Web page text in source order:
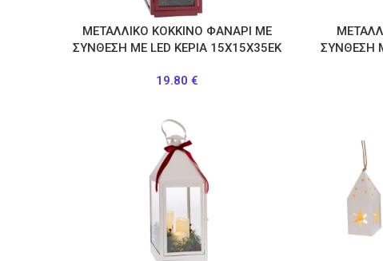
ΜΕΤΑΛΛΙΚΟ ΚΟΚΚΙΝΟ ΦΑΝΑΡΙ ΜΕ
ΣΥΝΘΕΣΗ ME LED ΚΕΡΙΑ 15Χ15Χ35ΕΚ
19.80€
ΣΥΝΘΕΣΗ